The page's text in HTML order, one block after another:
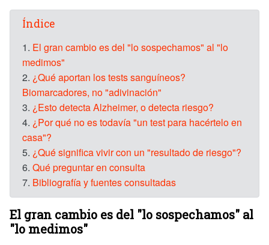
Índice
1. El gran cambio es del "lo sospechamos" al "lo
medimos"
2. ¿Qué aportan los tests sanguíneos?
Biomarcadores, no "adivinación"
3. ¿Esto detecta Alzheimer, o detecta riesgo?
4. ¿Por qué no es todavía "un test para hacértelo en
casa"?
5. ¿Qué significa vivir con un "resultado de riesgo"?
6. Qué preguntar en consulta
7. Bibliografía y fuentes consultadas
El gran cambio es del "lo sospechamos" al
"lo medimos"